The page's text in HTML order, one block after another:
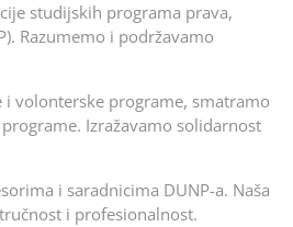
studijskih programa prava,
Razumemo i podržavamo
i volonterske programe, smatramo
Izražavamo solidarnost
i saradnicima DUNP-a. Naša
i profesionalnost.